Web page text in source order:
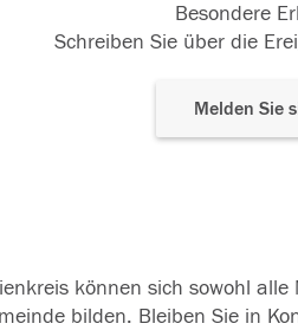
Besondere
Schreiben Sie über die
Melden Sie
können sich sowohl
bilden. Bleiben Sie in